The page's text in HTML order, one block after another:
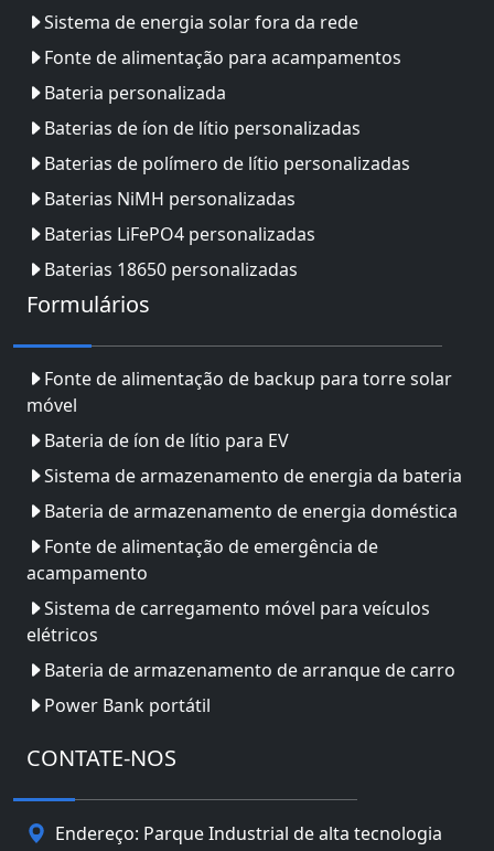
Sistema de energia solar fora da rede
Fonte de alimentação para acampamentos
Bateria personalizada
Baterias de íon de lítio personalizadas
Baterias de polímero de lítio personalizadas
Baterias NiMH personalizadas
Baterias LiFePO4 personalizadas
Baterias 18650 personalizadas
Formulários
Fonte de alimentação de backup para torre solar
móvel
Bateria de íon de lítio para EV
Sistema de armazenamento de energia da bateria
Bateria de armazenamento de energia doméstica
Fonte de alimentação de emergência de
acampamento
Sistema de carregamento móvel para veículos
elétricos
Bateria de armazenamento de arranque de carro
Power Bank portátil
CONTATE-NOS
Endereço: Parque Industrial de alta tecnologia